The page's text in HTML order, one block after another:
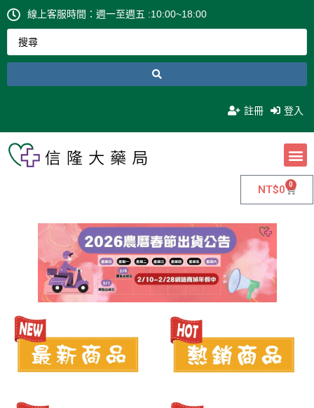
線上客服時間：週一至週五 :10:00~18:00
註冊 登入
NT$0 0